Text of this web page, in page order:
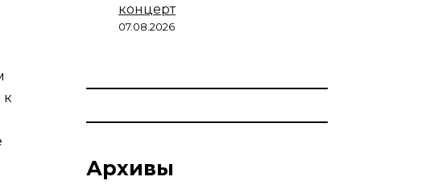
к
концерт
07.08.2026
Архивы